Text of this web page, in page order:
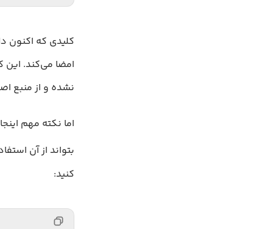
نشده و از منبع
اما نکته مهم
بتواند از آن
کنید: